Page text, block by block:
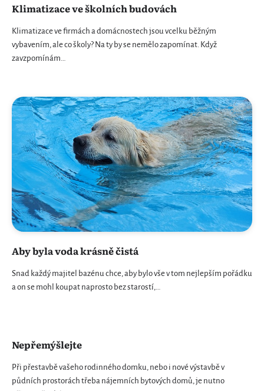
Klimatizace ve školních budovách
Klimatizace ve firmách a domácnostech jsou vcelku běžným
vybavením, ale co školy? Na ty by se nemělo zapomínat. Když
zavzpomínám…
Aby byla voda krásně čistá
Snad každý majitel bazénu chce, aby bylo vše v tom nejlepším pořádku
a on se mohl koupat naprosto bez starostí,…
Nepřemýšlejte
Při přestavbě vašeho rodinného domku, nebo i nové výstavbě v
půdních prostorách třeba nájemních bytových domů, je nutno